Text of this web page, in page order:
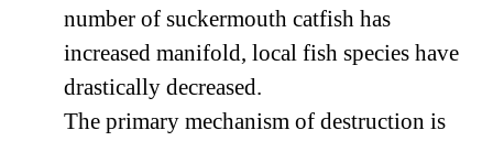
number of suckermouth catfish has
increased manifold, local fish species have
drastically decreased.
The primary mechanism of destruction is